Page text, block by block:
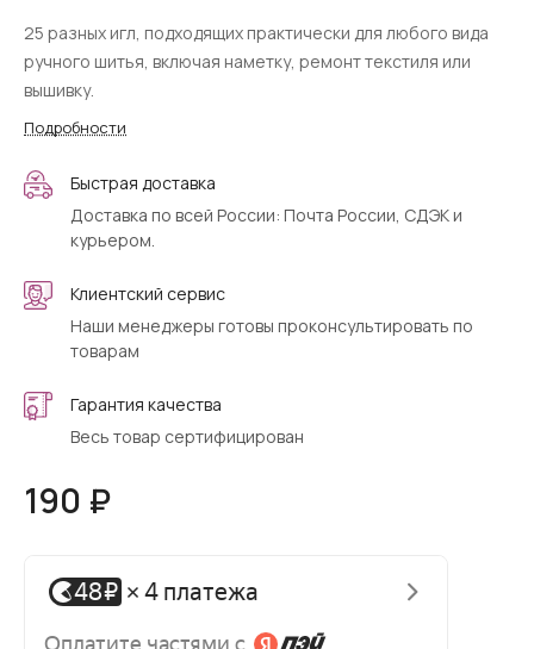
25 разных игл, подходящих практически для любого вида
ручного шитья, включая наметку, ремонт текстиля или
вышивку.
Подробности
Быстрая доставка
Доставка по всей России: Почта России, СДЭК и
курьером.
Клиентский сервис
Наши менеджеры готовы проконсультировать по
товарам
Гарантия качества
Весь товар сертифицирован
190 ₽